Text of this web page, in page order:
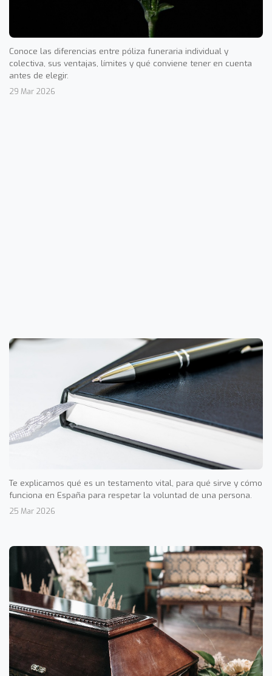
Conoce las diferencias entre póliza funeraria individual y
colectiva, sus ventajas, límites y qué conviene tener en cuenta
antes de elegir.
29 Mar 2026
Te explicamos qué es un testamento vital, para qué sirve y cómo
funciona en España para respetar la voluntad de una persona.
25 Mar 2026